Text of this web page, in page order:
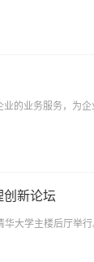
的业务服务，为
创新论坛
大学主楼后厅举行